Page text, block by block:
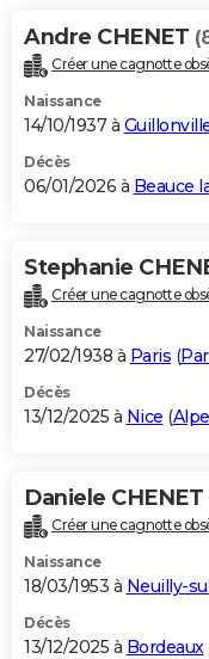
Andre CHENET
Créer une cagnotte
Naissance
14/10/1937 à
Décès
06/01/2026 à Beauce
Stephanie
Créer une cagnotte
Naissance
27/02/1938 à Paris (
Décès
13/12/2025 à Nice (
Daniele CHENET
Créer une cagnotte
Naissance
18/03/1953 à Neuilly-
Décès
13/12/2025 à Bordeaux